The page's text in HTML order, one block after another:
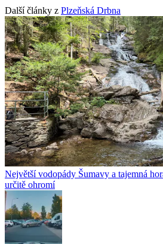
Další články z Plzeňská Drbna
Největší vodopády Šumavy a tajemná
určitě ohromí